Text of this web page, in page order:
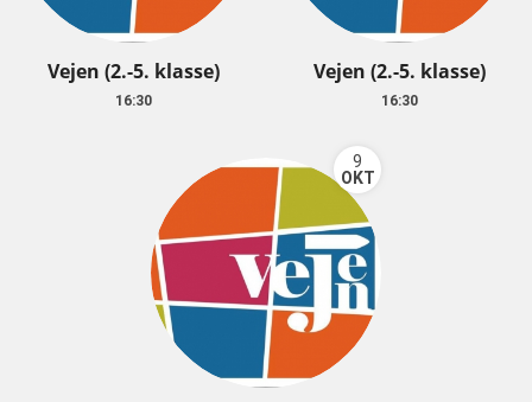
Vejen (2.-5. klasse)
16:30
Vejen (2.-5. klasse)
16:30
9
OKT